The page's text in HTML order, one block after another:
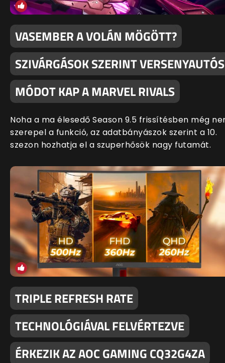
VASEMBER A VOLÁN MÖGÖTT?
SZIVÁRGÁSOK SZERINT VERSENYAUTÓS
MÓDOT KAP A MARVEL RIVALS
Noha a ma élesedő Season 9.5 frissítésben még
szerepel a funkció, az adatbányászok szerint a 10.
szezon hozhatja el a szuperhősök nagy futamát.
TRIPLE REFRESH RATE
TECHNOLÓGIÁVAL FELVÉRTEZVE
ÉRKEZIK AZ AOC GAMING CQ32G4ZA